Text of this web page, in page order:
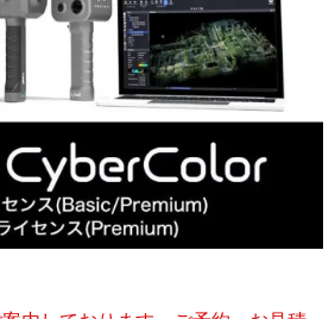
水中スクーター
セミナー